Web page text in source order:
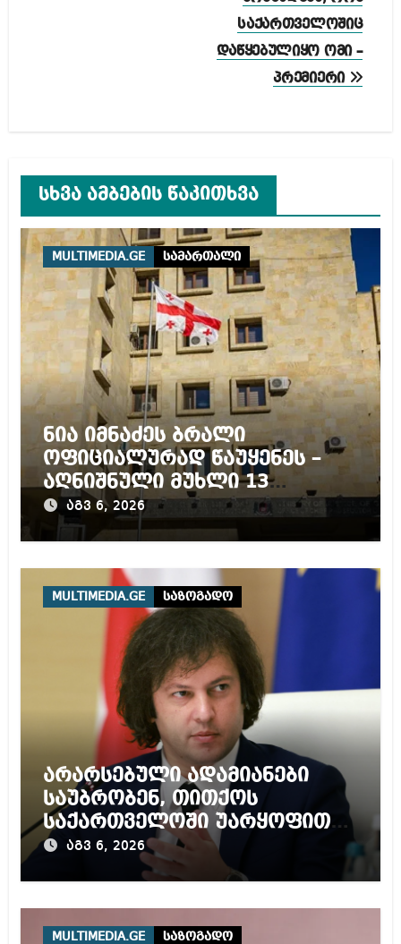
საქართველოშიც
დაწყებულიყო ომი –
პრემიერი
სხვა ამბების წაკითხვა
MULTIMEDIA.GE სამართალი
ნია იმნაძეს ბრალი
ოფიციალურად წაუყენეს –
აღნიშნული მუხლი 13
წლამდე პატიმრობას
ითვალისწინებს
აგვ 6, 2026
MULTIMEDIA.GE საზოგადო
არარსებული ადამიანები
საუბრობენ, თითქოს
საქართველოში უარყოფითი
გარემოა შექმნილი რუსი
ტურისტებისთვის, ჩვენი კარი
აგვ 6, 2026
MULTIMEDIA.GE საზოგადო